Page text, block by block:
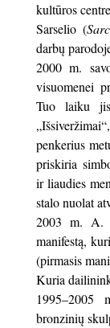
kultūros
Sarselio (
darbų
2000 m.
visuomenei
Tuo laiku
penkerius
priskiria
ir liaudies
stalo nuolat
2003 m. A.
manifestą,
(pirmasis
Kuria
1995–2005
bronzinių